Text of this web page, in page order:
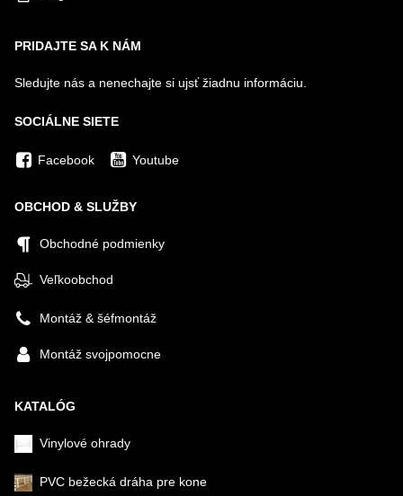
PRIDAJTE SA K NÁM
Sledujte nás a nenechajte si ujsť žiadnu informáciu.
SOCIÁLNE SIETE
Facebook Youtube
OBCHOD & SLUŽBY
Obchodné podmienky
Veľkoobchod
Montáž & šéfmontáž
Montáž svojpomocne
KATALÓG
Vinylové ohrady
PVC bežecká dráha pre kone